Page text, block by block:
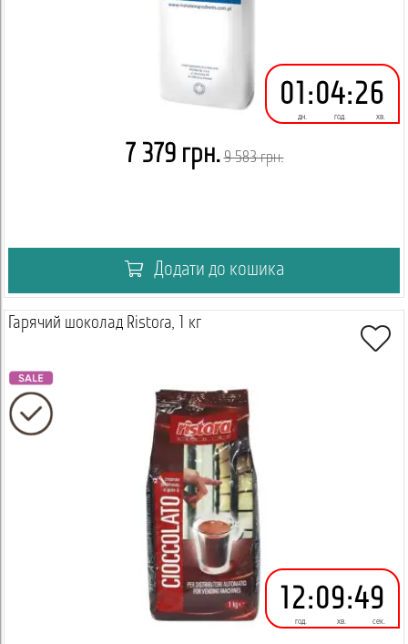
01
дн.
:04
год.
:26
хв.
7 379 грн. 9 583 грн.
Додати до кошика
Гарячий шоколад Ristora, 1 кг
12
год.
:09
хв.
:49
сек.